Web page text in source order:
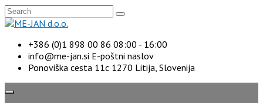
+386 (0)1 898 00 86 08:00 - 16:00
info@me-jan.si E-poštni naslov
Ponoviška cesta 11c 1270 Litija, Slovenija